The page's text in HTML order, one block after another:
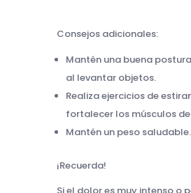
Consejos adicionales:
Mantén una buena
al levantar objetos.
Realiza ejercicios de
fortalecer los músculos
Mantén un peso saludable.
¡Recuerda!